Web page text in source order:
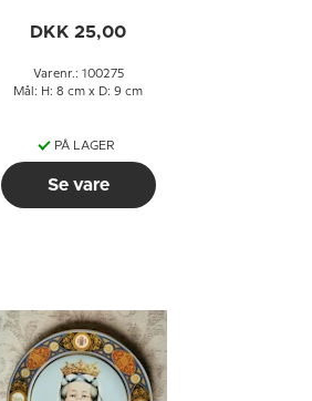
DKK 25,00
Varenr.: 100275
Mål: H: 8 cm x D: 9 cm
PÅ LAGER
Se vare